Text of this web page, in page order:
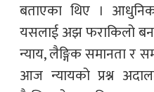
बताएका थिए ।
यसलाई अझ फराकिलो
न्याय, लैङ्गिक समानता र
आज न्यायको प्रश्न